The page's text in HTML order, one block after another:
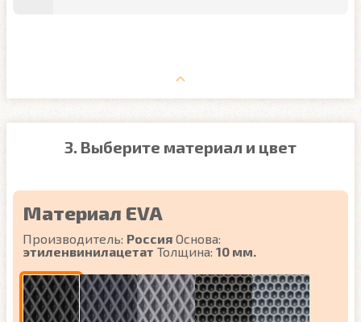
3. Выберите материал и цвет
Материал EVA
Производитель: Россия Основа:
этиленвинилацетат Толщина: 10 мм.